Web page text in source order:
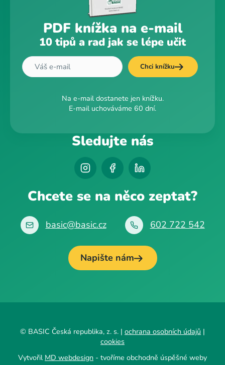
PDF knížka na e-mail
10 tipů a rad jak se lépe učit
Chci knížku
Na e-mail dostanete jen knížku.
E-mail uchováváme 60 dní.
Sledujte nás
Chcete se na něco zeptat?
basic@basic.cz 602 722 542
Napište nám
© BASIC Česká republika, z. s. | ochrana osobních údajů |
cookies
Vytvořil MD webdesign - tvoříme obchodně úspěšné weby